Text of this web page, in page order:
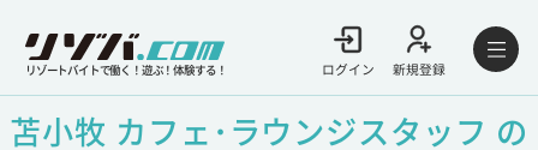
リゾートバイトで働く！遊ぶ！体験する！ ログイン 新規登録
苫小牧 カフェ･ラウンジスタッフ の